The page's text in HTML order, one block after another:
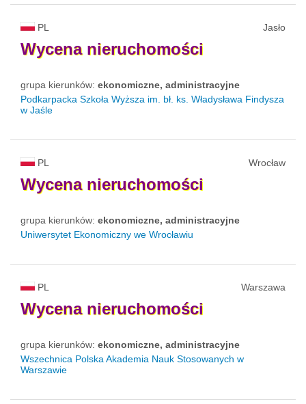
PL Jasło
Wycena nieruchomości
grupa kierunków: ekonomiczne, administracyjne
Podkarpacka Szkoła Wyższa im. bł. ks. Władysława Findysza
w Jaśle
PL Wrocław
Wycena nieruchomości
grupa kierunków: ekonomiczne, administracyjne
Uniwersytet Ekonomiczny we Wrocławiu
PL Warszawa
Wycena nieruchomości
grupa kierunków: ekonomiczne, administracyjne
Wszechnica Polska Akademia Nauk Stosowanych w
Warszawie